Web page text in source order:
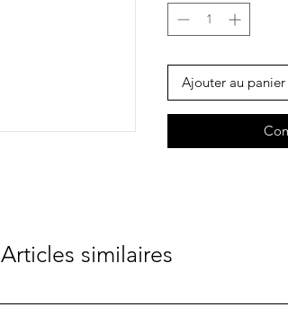
Ajouter au panier
Articles similaires